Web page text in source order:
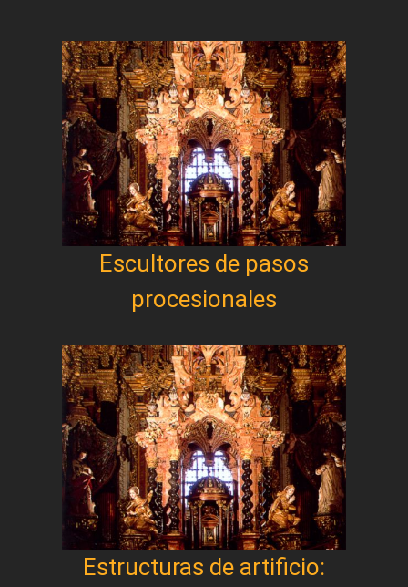
Escultores de pasos
procesionales
Estructuras de artificio: